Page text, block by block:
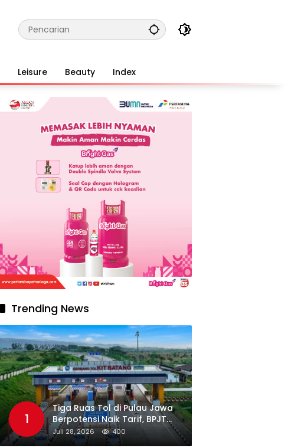
Leisure Beauty Index
Trending News
1
Tiga Ruas Tol di Pulau Jawa
Berpotensi Naik Tarif, BPJT
Tunggu Hasil Evaluasi
Standar Pelayanan
Juli 28, 2026 400